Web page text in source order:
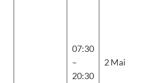
07:30
–
20:30
2 Mai